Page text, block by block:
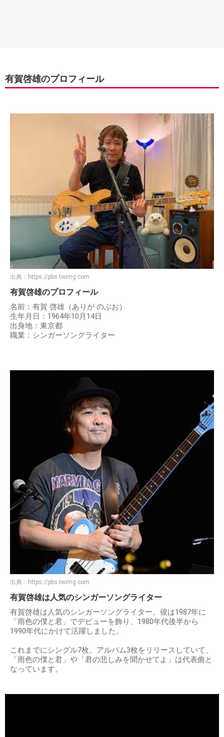
有賀啓雄のプロフィール
出典： https://pbs.twimg.com
有賀啓雄のプロフィール
名前：有賀 啓雄（ありが のぶお）
生年月日：1964年10月14日
出身地：東京都
職業：シンガーソングライター
出典： https://pbs.twimg.com
有賀啓雄は人気のシンガーソングライター
有賀啓雄は人気のシンガーソングライター。彼は1987年に
「雨色の僕と君」でデビューを飾り、1980年代後半から
1990年代にかけて活躍しました。
これまでにシングル7枚、アルバム3枚をリリースしていて、
「雨色の僕と君」や「君の悲しみを聞かせてよ」は代表曲と
なっています。